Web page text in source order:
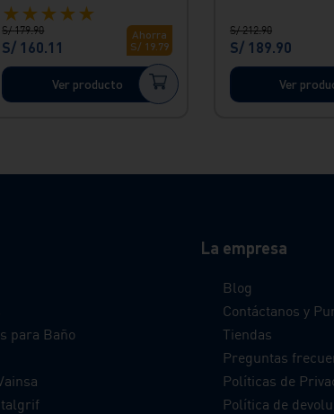
★ ★ ★ ★ ★
S/ 179.90
S/ 160.11
Ahorra
S/ 19. 79
Ver producto
S/ 212.90
S/ 189.90
Ver
para Baño
La empresa
Blog
Contáctanos y
Tiendas
Preguntas
Políticas de
Política de